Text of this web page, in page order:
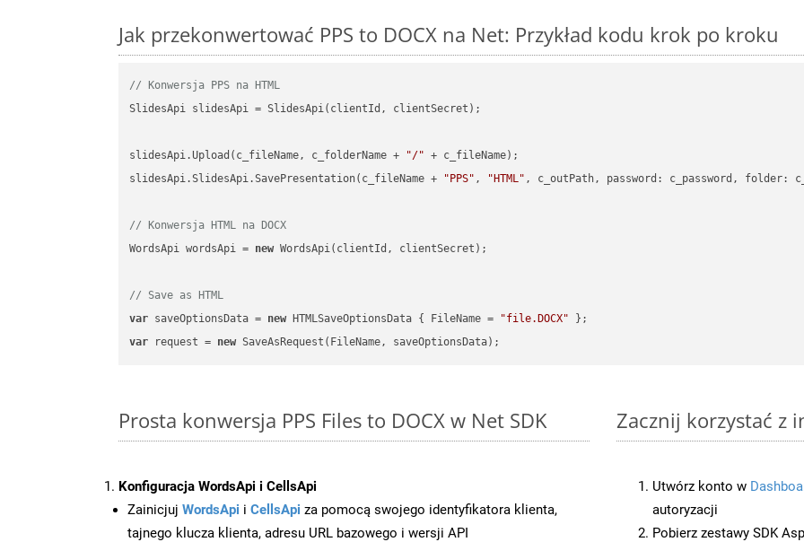
Jak przekonwertować PPS to DOCX na Net: Przykład kodu krok po kroku
// Konwersja PPS na HTML
SlidesApi slidesApi = SlidesApi(clientId, clientSecret);
slidesApi.Upload(c_fileName, c_folderName + "/" + c_fileName);
slidesApi.SlidesApi.SavePresentation(c_fileName +
"PPS" , "HTML" , c_outPath, password : c_password, folder:
// Konwersja HTML na DOCX
WordsApi wordsApi = new WordsApi(clientId, clientSecret);
// Save as HTML
var saveOptionsData = new HTMLSaveOptionsData { FileName = "file.DOCX"
var request = new
Prosta konwersja PPS Files to DOCX w Net SDK
Konfiguracja WordsApi i CellsApi
Zainicjuj WordsApi i CellsApi za pomocą swojego identyfikatora klienta,
tajnego klucza klienta, adresu URL bazowego i wersji API
Zacznij korzystać z
Utwórz konto w
autoryzacji
Pobierz zestawy SDK